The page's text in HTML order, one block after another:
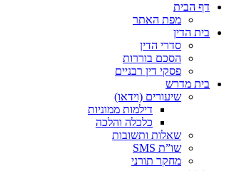
דף הבית
מפת האתר
בית הדין
סדרי הדין
הסכם בוררות
פסקי דין רבניים
בית מדרש
שיעורים (וידאו)
דילמות ממוניות
כלכלה והלכה
שאלות ותשובות
שו”ת SMS
מחקר תורני